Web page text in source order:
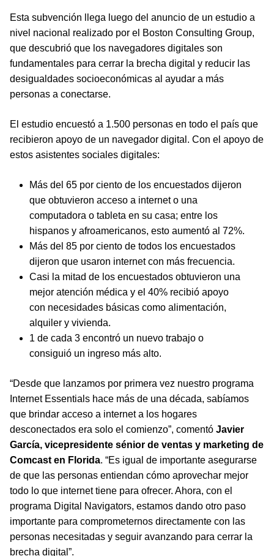
Esta subvención llega luego del anuncio de un estudio a
nivel nacional realizado por el Boston Consulting Group,
que descubrió que los navegadores digitales son
fundamentales para cerrar la brecha digital y reducir las
desigualdades socioeconómicas al ayudar a más
personas a conectarse.
El estudio encuestó a 1.500 personas en todo el país que
recibieron apoyo de un navegador digital. Con el apoyo de
estos asistentes sociales digitales:
Más del 65 por ciento de los encuestados dijeron
que obtuvieron acceso a internet o una
computadora o tableta en su casa; entre los
hispanos y afroamericanos, esto aumentó al 72%.
Más del 85 por ciento de todos los encuestados
dijeron que usaron internet con más frecuencia.
Casi la mitad de los encuestados obtuvieron una
mejor atención médica y el 40% recibió apoyo
con necesidades básicas como alimentación,
alquiler y vivienda.
1 de cada 3 encontró un nuevo trabajo o
consiguió un ingreso más alto.
“Desde que lanzamos por primera vez nuestro programa
Internet Essentials hace más de una década, sabíamos
que brindar acceso a internet a los hogares
desconectados era solo el comienzo”, comentó Javier
García, vicepresidente sénior de ventas y marketing de
Comcast en Florida. “Es igual de importante asegurarse
de que las personas entiendan cómo aprovechar mejor
todo lo que internet tiene para ofrecer. Ahora, con el
programa Digital Navigators, estamos dando otro paso
importante para comprometernos directamente con las
personas necesitadas y seguir avanzando para cerrar la
brecha digital”.